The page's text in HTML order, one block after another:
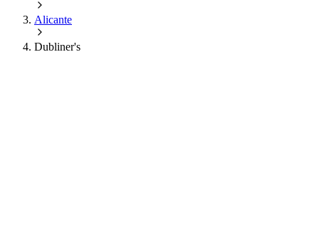
Alicante
Dubliner's